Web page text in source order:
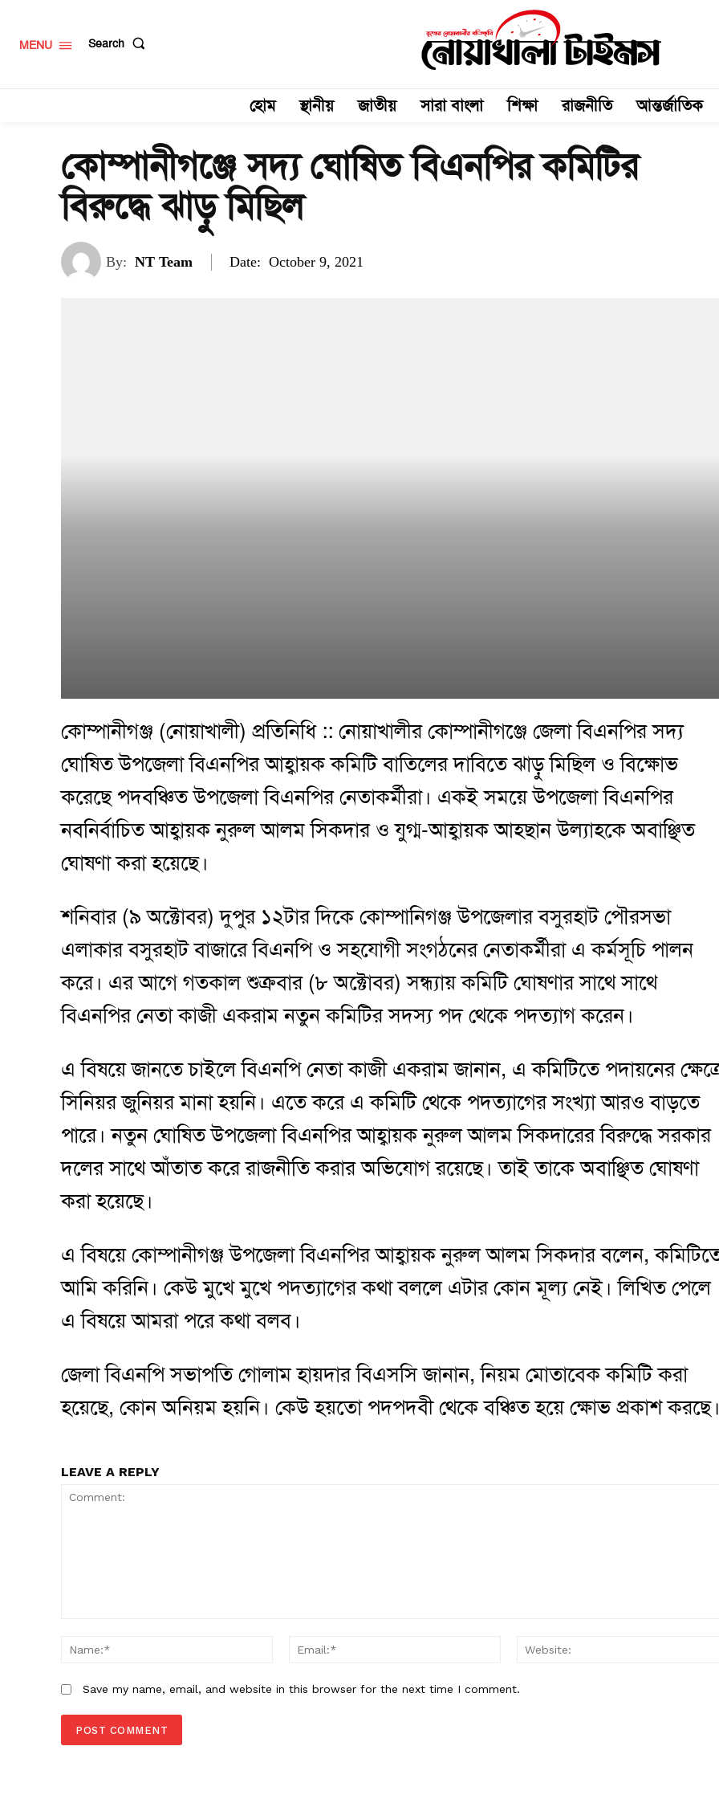
MENU Search
হোম স্থানীয় জাতীয় সারা বাংলা শিক্ষা রাজনীতি আন্তর্জাতিক
কোম্পানীগঞ্জে সদ্য ঘোষিত বিএনপির কমিটির
বিরুদ্ধে ঝাড়ু মিছিল
By: NT Team Date: October 9, 2021
কোম্পানীগঞ্জ (নোয়াখালী) প্রতিনিধি :: নোয়াখালীর কোম্পানীগঞ্জে জেলা বিএনপির সদ্য
ঘোষিত উপজেলা বিএনপির আহ্বায়ক কমিটি বাতিলের দাবিতে ঝাড়ু মিছিল ও বিক্ষোভ
করেছে পদবঞ্চিত উপজেলা বিএনপির নেতাকর্মীরা। একই সময়ে উপজেলা বিএনপির
নবনির্বাচিত আহ্বায়ক নুরুল আলম সিকদার ও যুগ্ম-আহ্বায়ক আহছান উল্যাহকে অবাঞ্ছিত
ঘোষণা করা হয়েছে।
শনিবার (৯ অক্টোবর) দুপুর ১২টার দিকে কোম্পানিগঞ্জ উপজেলার বসুরহাট পৌরসভা
এলাকার বসুরহাট বাজারে বিএনপি ও সহযোগী সংগঠনের নেতাকর্মীরা এ কর্মসূচি পালন
করে। এর আগে গতকাল শুক্রবার (৮ অক্টোবর) সন্ধ্যায় কমিটি ঘোষণার সাথে সাথে
বিএনপির নেতা কাজী একরাম নতুন কমিটির সদস্য পদ থেকে পদত্যাগ করেন।
এ বিষয়ে জানতে চাইলে বিএনপি নেতা কাজী একরাম জানান, এ কমিটিতে পদায়নের
সিনিয়র জুনিয়র মানা হয়নি। এতে করে এ কমিটি থেকে পদত্যাগের সংখ্যা আরও বাড়তে
পারে। নতুন ঘোষিত উপজেলা বিএনপির আহ্বায়ক নুরুল আলম সিকদারের বিরুদ্ধে সরকার
দলের সাথে আঁতাত করে রাজনীতি করার অভিযোগ রয়েছে। তাই তাকে অবাঞ্ছিত ঘোষণা
করা হয়েছে।
এ বিষয়ে কোম্পানীগঞ্জ উপজেলা বিএনপির আহ্বায়ক নুরুল আলম সিকদার বলেন,
আমি করিনি। কেউ মুখে মুখে পদত্যাগের কথা বললে এটার কোন মূল্য নেই। লিখিত পেলে
এ বিষয়ে আমরা পরে কথা বলব।
জেলা বিএনপি সভাপতি গোলাম হায়দার বিএসসি জানান, নিয়ম মোতাবেক কমিটি করা
হয়েছে, কোন অনিয়ম হয়নি। কেউ হয়তো পদপদবী থেকে বঞ্চিত হয়ে ক্ষোভ প্রকাশ
LEAVE A REPLY
Name:* Email:*
Save my name, email, and website in this browser for the next time I comment.